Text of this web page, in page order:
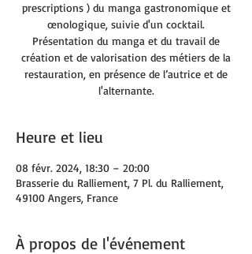
prescriptions ) du manga gastronomique et
œnologique, suivie d'un cocktail.
Présentation du manga et du travail de
création et de valorisation des métiers de la
restauration, en présence de l’autrice et de
l'alternante.
Heure et lieu
08 févr. 2024, 18:30 – 20:00
Brasserie du Ralliement, 7 Pl. du Ralliement,
49100 Angers, France
À propos de l'événement